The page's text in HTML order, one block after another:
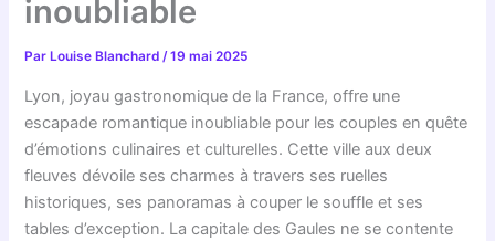
inoubliable
Par Louise Blanchard/19 mai 2025
Lyon, joyau gastronomique de la France, offre une
escapade romantique inoubliable pour les couples en quête
d’émotions culinaires et culturelles. Cette ville aux deux
fleuves dévoile ses charmes à travers ses ruelles
historiques, ses panoramas à couper le souffle et ses
tables d’exception. La capitale des Gaules ne se contente